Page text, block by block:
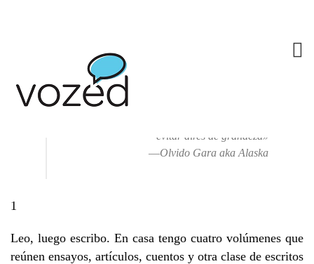
ENCICLOPEDIAS DE LECTOR
1 FEBRERO, 2013 ED_38
evitar aires de grandeza»
―Olvido Gara aka Alaska
1
Leo, luego escribo. En casa tengo cuatro volúmenes que
reúnen ensayos, artículos, cuentos y otra clase de escritos